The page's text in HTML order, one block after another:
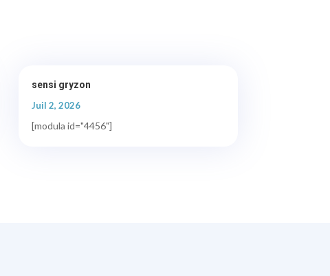
sensi gryzon
Juil 2, 2026
[modula id="4456"]